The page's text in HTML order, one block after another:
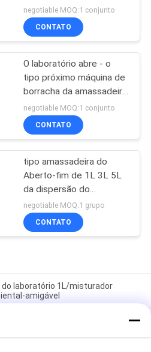
Masterbatch Banbury da
cor
negotiable MOQ:1 conjunto
CONTATO
O laboratório abre - o
tipo próximo máquina de
borracha da amassadeira
do misturador da
dispersão do plástico
negotiable MOQ:1 conjunto
CONTATO
tipo amassadeira do
Aberto-fim de 1L 3L 5L
da dispersão do
laboratório, misturador
de Banbury
negotiable MOQ:1 grupo
CONTATO
laboratório 1L/misturador
amigável
Banbury Mixer Pequeno
Máquina de Mistura de Borracha